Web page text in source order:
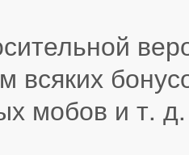
всяких
мобов и т. д.